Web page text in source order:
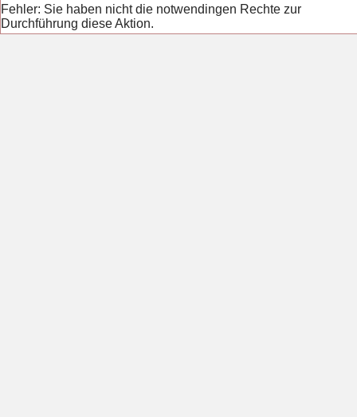
Fehler: Sie haben nicht die notwendingen Rechte zur
Durchführung diese Aktion.